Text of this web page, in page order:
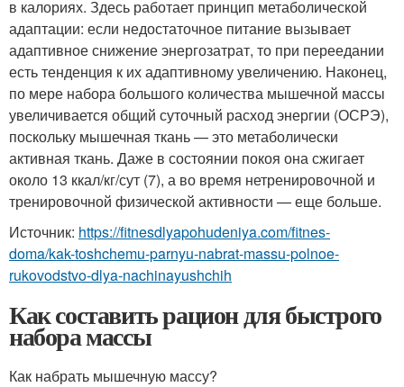
в калориях. Здесь работает принцип метаболической
адаптации: если недостаточное питание вызывает
адаптивное снижение энергозатрат, то при переедании
есть тенденция к их адаптивному увеличению. Наконец,
по мере набора большого количества мышечной массы
увеличивается общий суточный расход энергии (ОСРЭ),
поскольку мышечная ткань — это метаболически
активная ткань. Даже в состоянии покоя она сжигает
около 13 ккал/кг/сут (7), а во время нетренировочной и
тренировочной физической активности — еще больше.
Источник: https://fitnesdlyapohudeniya.com/fitnes-
doma/kak-toshchemu-parnyu-nabrat-massu-polnoe-
rukovodstvo-dlya-nachinayushchih
Как составить рацион для быстрого
набора массы
Как набрать мышечную массу?